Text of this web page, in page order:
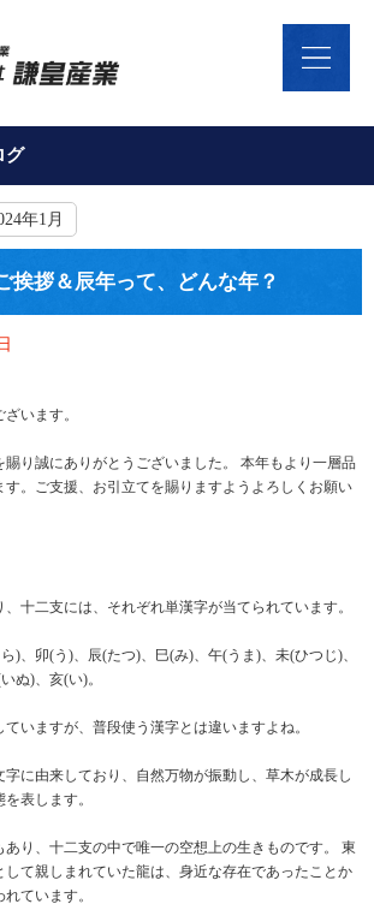
グ
年1月
挨拶＆辰年って、どんな年？
います。
賜り誠にありがとうございました。 本年もより一層品
。ご支援、お引立てを賜りますようよろしくお願い
十二支には、それぞれ単漢字が当てられています。
)、卯(う)、辰(たつ)、巳(み)、午(うま)、未(ひつじ)、
ぬ)、亥(い)。
いますが、普段使う漢字とは違いますよね。
に由来しており、自然万物が振動し、草木が成長し
表します。
あり、十二支の中で唯一の空想上の生きものです。 東
て親しまれていた龍は、身近な存在であったことか
ています。